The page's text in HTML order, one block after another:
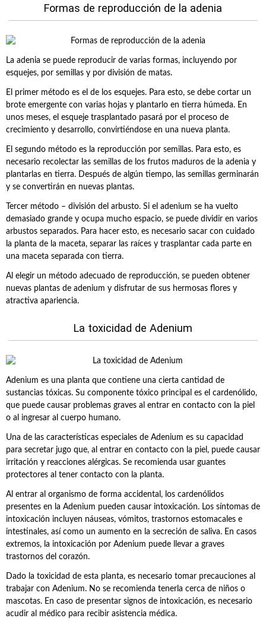
Formas de reproducción de la adenia
La adenia se puede reproducir de varias formas, incluyendo por
esquejes, por semillas y por división de matas.
El primer método es el de los esquejes. Para esto, se debe cortar un
brote emergente con varias hojas y plantarlo en tierra húmeda. En
unos meses, el esqueje trasplantado pasará por el proceso de
crecimiento y desarrollo, convirtiéndose en una nueva planta.
El segundo método es la reproducción por semillas. Para esto, es
necesario recolectar las semillas de los frutos maduros de la adenia y
plantarlas en tierra. Después de algún tiempo, las semillas germinarán
y se convertirán en nuevas plantas.
Tercer método – división del arbusto. Si el adenium se ha vuelto
demasiado grande y ocupa mucho espacio, se puede dividir en varios
arbustos separados. Para hacer esto, es necesario sacar con cuidado
la planta de la maceta, separar las raíces y trasplantar cada parte en
una maceta separada con tierra.
Al elegir un método adecuado de reproducción, se pueden obtener
nuevas plantas de adenium y disfrutar de sus hermosas flores y
atractiva apariencia.
La toxicidad de Adenium
Adenium es una planta que contiene una cierta cantidad de
sustancias tóxicas. Su componente tóxico principal es el cardenólido,
que puede causar problemas graves al entrar en contacto con la piel
o al ingresar al cuerpo humano.
Una de las características especiales de Adenium es su capacidad
para secretar jugo que, al entrar en contacto con la piel, puede causar
irritación y reacciones alérgicas. Se recomienda usar guantes
protectores al tener contacto con la planta.
Al entrar al organismo de forma accidental, los cardenólidos
presentes en la Adenium pueden causar intoxicación. Los síntomas de
intoxicación incluyen náuseas, vómitos, trastornos estomacales e
intestinales, así como un aumento en la secreción de saliva. En casos
extremos, la intoxicación por Adenium puede llevar a graves
trastornos del corazón.
Dado la toxicidad de esta planta, es necesario tomar precauciones al
trabajar con Adenium. No se recomienda tenerla cerca de niños o
mascotas. En caso de presentar signos de intoxicación, es necesario
acudir al médico para recibir asistencia médica.